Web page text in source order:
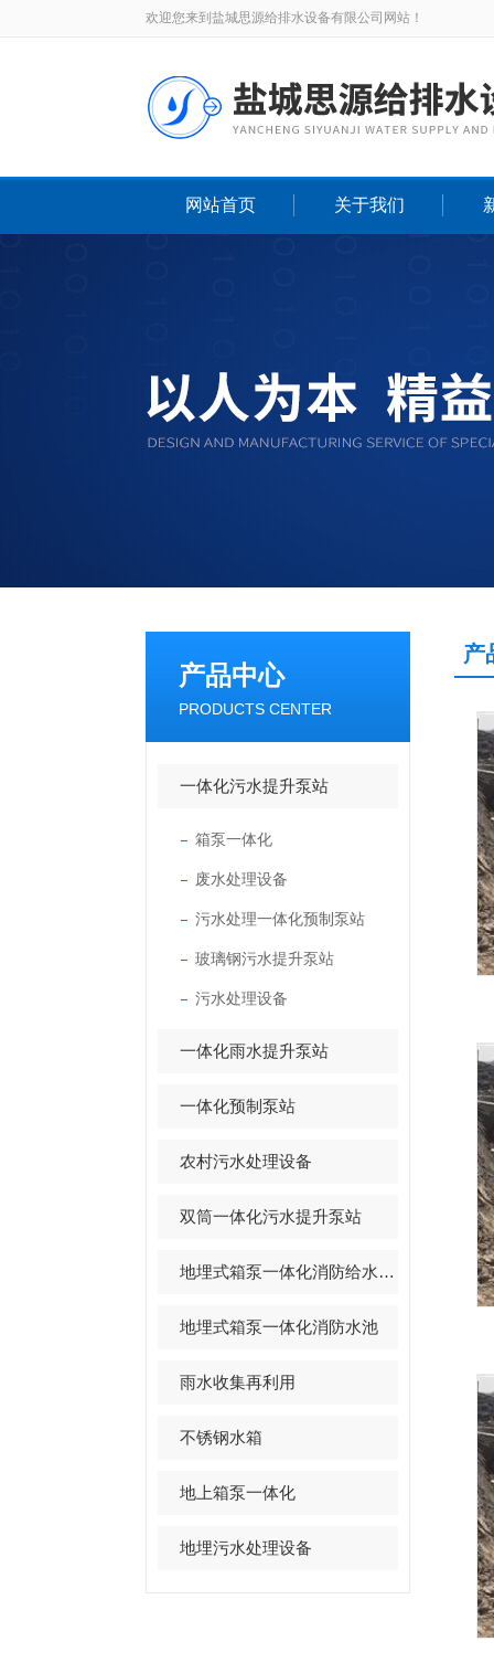
欢迎您来到盐城思源给排水设备有限公司网站！
网站首页 关于我们
产品中心
PRODUCTS CENTER
一体化污水提升泵站
箱泵一体化
废水处理设备
污水处理一体化预制泵站
玻璃钢污水提升泵站
污水处理设备
一体化雨水提升泵站
一体化预制泵站
农村污水处理设备
双筒一体化污水提升泵站
地埋式箱泵一体化消防给水设备
地埋式箱泵一体化消防水池
雨水收集再利用
不锈钢水箱
地上箱泵一体化
地埋污水处理设备
产